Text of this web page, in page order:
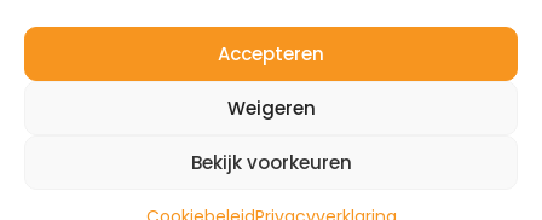
Accepteren
Weigeren
Bekijk voorkeuren
0492-350309
info@mijnenergiebrabant.nl
©2026 – Mijn Energie Brabant
Website door:Quinn